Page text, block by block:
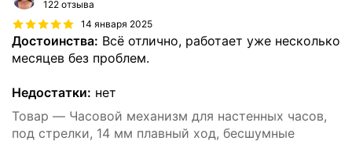
122 отзыва
14 января 2025
Достоинства: Всё отлично, работает уже несколько
месяцев без проблем.
Недостатки: нет
Товар — Часовой механизм для настенных часов,
под стрелки, 14 мм плавный ход, бесшумные